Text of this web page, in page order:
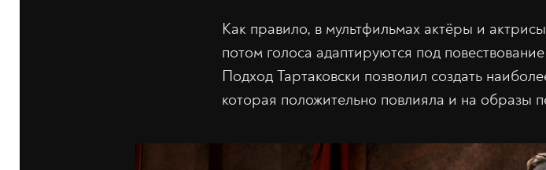
Как правило, в мультфильмах актёры и
потом голоса адаптируются под
Подход Тартаковски позволил создать
которая положительно повлияла и на образы